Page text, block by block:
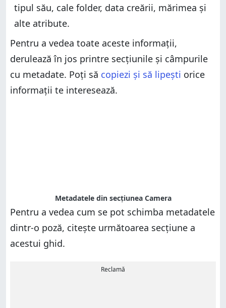
tipul său, cale folder, data creării, mărimea și
alte atribute.
Pentru a vedea toate aceste informații,
derulează în jos printre secțiunile și câmpurile
cu metadate. Poți să copiezi și să lipești orice
informații te interesează.
Metadatele din secțiunea Camera
Pentru a vedea cum se pot schimba metadatele
dintr-o poză, citește următoarea secțiune a
acestui ghid.
Reclamă